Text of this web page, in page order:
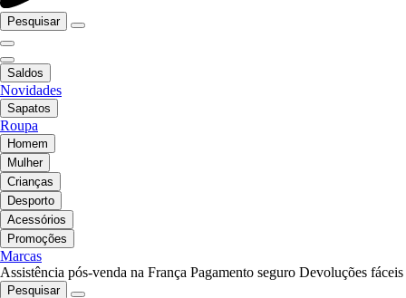
Pesquisar
Saldos
Novidades
Sapatos
Roupa
Homem
Mulher
Crianças
Desporto
Acessórios
Promoções
Marcas
Assistência pós-venda na França Pagamento seguro Devoluções fáceis
Pesquisar